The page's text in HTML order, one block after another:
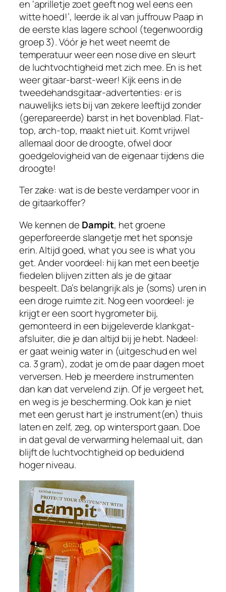
en ‘aprilletje zoet geeft nog wel eens een
witte hoed!’, leerde ik al van juffrouw Paap in
de eerste klas lagere school (tegenwoordig
groep 3). Vóór je het weet neemt de
temperatuur weer een nose diveen sleurt
de luchtvochtigheid met zich mee. En is het
weergitaar-barst-weer! Kijk eens in de
tweedehandsgitaar-advertenties: er is
nauwelijks iets bij van zekere leeftijd zonder
(gerepareerde) barst in het bovenblad. Flat-
top, arch-top, maakt niet uit. Komt vrijwel
allemaal door de droogte, ofwel door
goedgelovigheid van de eigenaartijdensdie
droogte!
Ter zake: wat is de beste verdamper voor in
de gitaarkoffer?
We kennen de Dampit, het groene
geperforeerde slangetje met het sponsje
erin. Altijd goed,what you see is what you
get. Ander voordeel: hij kan met een beetje
fiedelen blijven zitten als je de gitaar
bespeelt. Da’s belangrijk als je (soms) uren in
een droge ruimte zit. Nog een voordeel: je
krijgt er een soort hygrometer bij,
gemonteerd in een bijgeleverde klankgat-
afsluiter, die je dan altijd bij je hebt. Nadeel:
er gaat weinig water in (uitgeschud en wel
ca. 3 gram), zodat je om de paar dagen moet
verversen. Heb je meerdere instrumenten
dan kan dat vervelend zijn. Of je vergeet het,
en weg is je bescherming. Ook kan je niet
met een gerust hart je instrument(en) thuis
laten en zelf, zeg, op wintersport gaan. Doe
in dat geval de verwarming helemaal uit, dan
blijft de luchtvochtigheid op beduidend
hoger niveau.